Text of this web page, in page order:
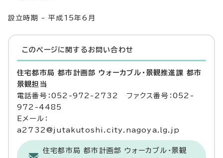
設立時期 - 平成15年6月
このページに関する お問い合わせ
住宅都市局 都市計画部 ウォーカブル・景観推進課 都市
景観担当
電話番号：052-972-2732 ファクス番号：052-
972-4485
Eメール：
a2732@jutakutoshi.city.nagoya.lg.jp
住宅都市局 都市計画部 ウォーカブル・景観